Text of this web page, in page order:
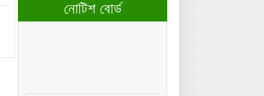
নোটিশ বোর্ড